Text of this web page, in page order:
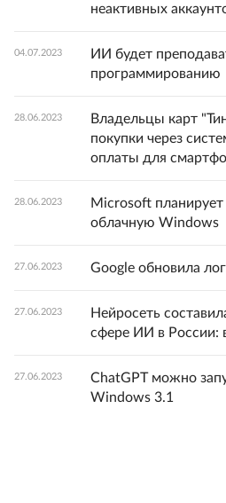
неактивных
04.07.2023
ИИ будет
программированию
28.06.2023
Владельцы карт
покупки через
оплаты для
28.06.2023
Microsoft
облачную Windows
27.06.2023 Google обновила
27.06.2023
Нейросеть
сфере ИИ в России:
27.06.2023
ChatGPT можно
Windows 3.1